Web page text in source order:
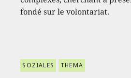
fondé sur le volontariat.
SOZIALES THEMA